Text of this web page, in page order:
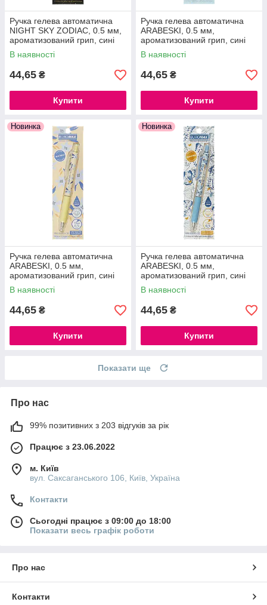
Ручка гелева автоматична
NIGHT SKY ZODIAC, 0.5 мм,
ароматизований грип, сині
чорнила
В наявності
44,65 ₴
Купити
Ручка гелева автоматична
ARABESKI, 0.5 мм,
ароматизований грип, сині
чорнила, в блістері.
В наявності
44,65 ₴
Купити
Новинка
Ручка гелева автоматична
ARABESKI, 0.5 мм,
ароматизований грип, сині
чорнила, в блістері.
В наявності
44,65 ₴
Купити
Новинка
Ручка гелева автоматична
ARABESKI, 0.5 мм,
ароматизований грип, сині
чорнила, в блістері
В наявності
44,65 ₴
Купити
Показати ще
Про нас
99% позитивних з 203 відгуків за рік
Працює з 23.06.2022
м. Київ
вул. Саксаганського 106, Київ, Україна
Контакти
Сьогодні працює з 09:00 до 18:00
Показати весь графік роботи
Про нас
Контакти